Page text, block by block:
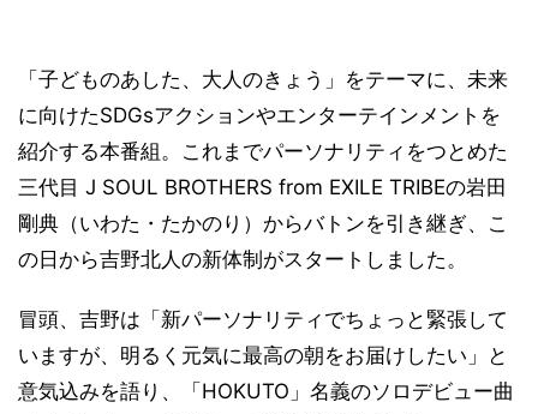
「子どものあした、大人のきょう」をテーマに、未来
に向けたSDGsアクションやエンターテインメントを
紹介する本番組。これまでパーソナリティをつとめた
三代目 J SOUL BROTHERS from EXILE TRIBEの岩田
剛典（いわた・たかのり）からバトンを引き継ぎ、こ
の日から吉野北人の新体制がスタートしました。
冒頭、吉野は「新パーソナリティでちょっと緊張して
いますが、明るく元気に最高の朝をお届けしたい」と
意気込みを語り、「HOKUTO」名義のソロデビュー曲